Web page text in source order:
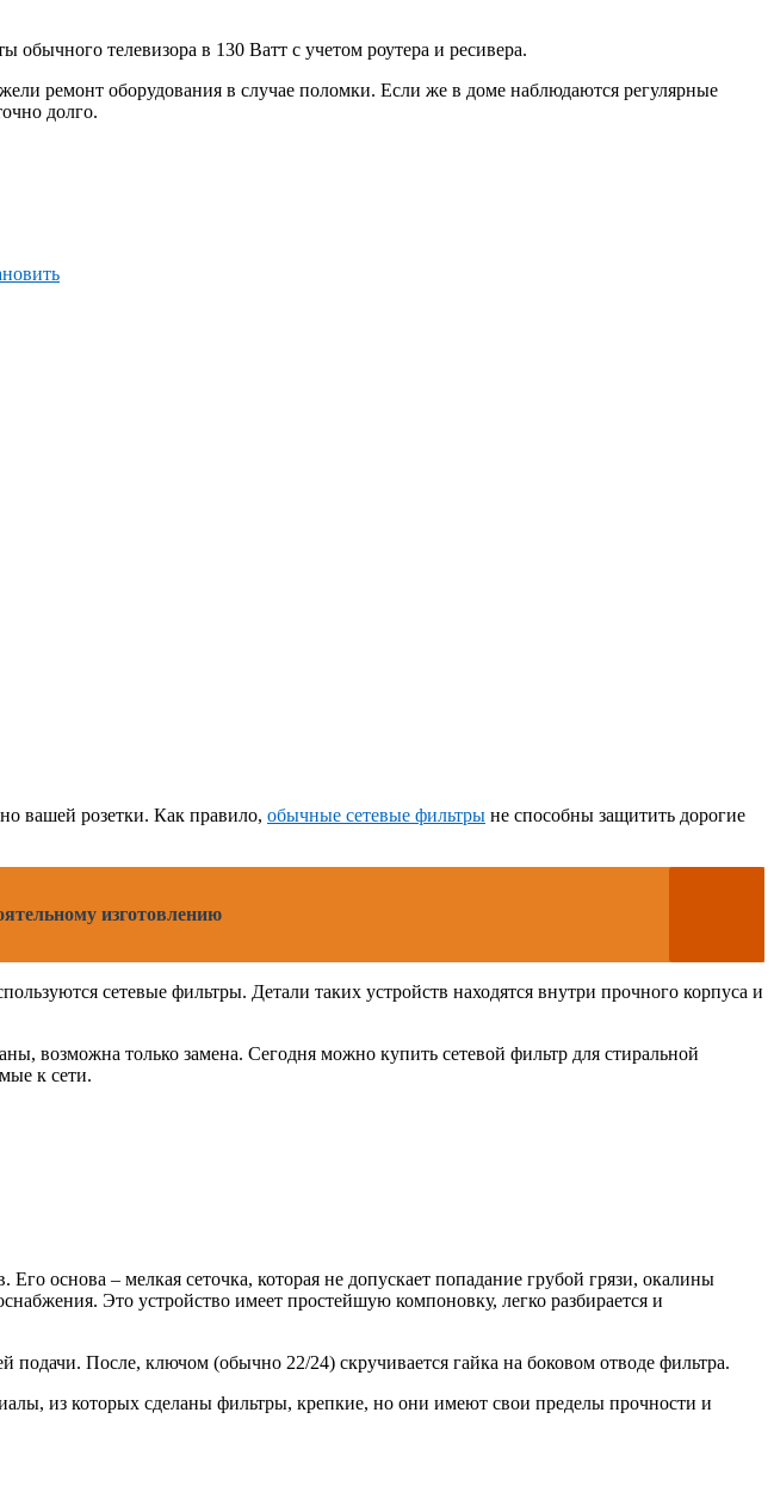
обычного телевизора в 130 Ватт с учетом роутера и ресивера.
ремонт оборудования в случае поломки. Если же в доме наблюдаются регулярные
долго.
вашей розетки. Как правило, обычные сетевые фильтры не способны защитить дорогие
изготовлению
сетевые фильтры. Детали таких устройств находятся внутри прочного корпуса и
возможна только замена. Сегодня можно купить сетевой фильтр для стиральной
к сети.
основа – мелкая сеточка, которая не допускает попадание грубой грязи, окалины
Это устройство имеет простейшую компоновку, легко разбирается и
После, ключом (обычно 22/24) скручивается гайка на боковом отводе фильтра.
из которых сделаны фильтры, крепкие, но они имеют свои пределы прочности и